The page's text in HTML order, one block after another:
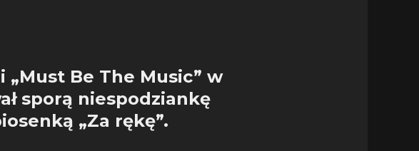
Be The Music” w
sporą niespodziankę
„Za rękę”.